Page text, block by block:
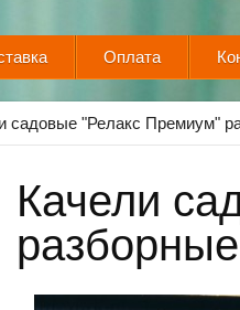
Оплата
садовые "Релакс Премиум"
Качели